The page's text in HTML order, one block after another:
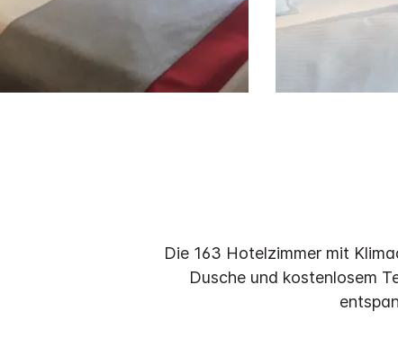
Die 163 Hotelzimmer mit
Dusche und kostenlosem